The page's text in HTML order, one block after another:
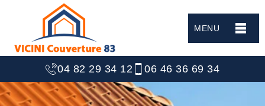
MENU
04 82 29 34 12 06 46 36 69 34